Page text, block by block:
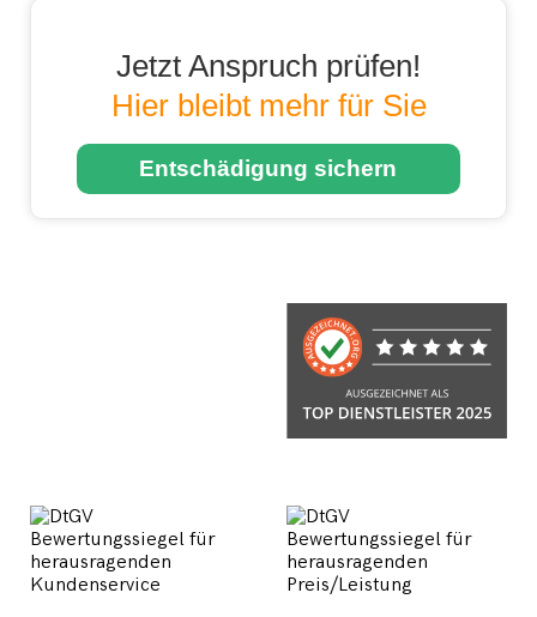
Jetzt Anspruch prüfen!
Hier bleibt mehr für Sie
Entschädigung sichern